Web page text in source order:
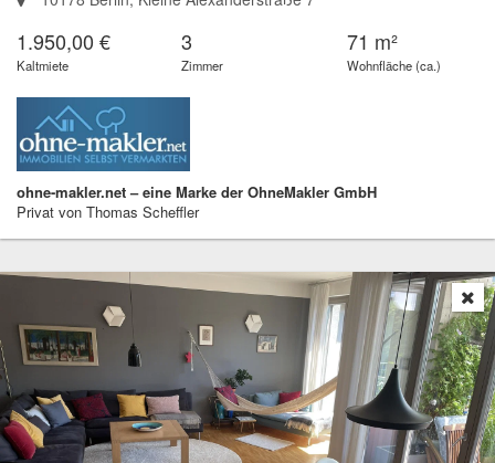
1.950,00 €
Kaltmiete
3
Zimmer
71 m²
Wohnfläche (ca.)
ohne-makler.net – eine Marke der OhneMakler GmbH
Privat von Thomas Scheffler